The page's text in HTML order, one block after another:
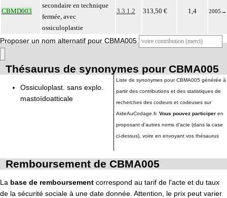
CBMD003
secondaire en technique
fermée, avec
ossiculoplastie
3.3.1.2 313,50 € 1,4 2005 →
Proposer un nom alternatif pour CBMA005
Thésaurus de synonymes pour CBMA005
Ossiculoplast. sans explo.
mastoïdoatticale
Liste de synonymes pour CBMA005 générée à
partir des contributions et des statistiques de
recherches des codeurs et codeuses sur
AideAuCodage.fr. Vous pouvez participer en
proposant d'autres noms d'acte (dans la case
ci-dessus), voire en envoyant vos thésaurus
Remboursement de CBMA005
La base de remboursement correspond au tarif de l'acte et du taux
de la sécurité sociale à une date donnée. Attention, le prix peut varier